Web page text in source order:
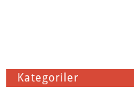
Kategoriler